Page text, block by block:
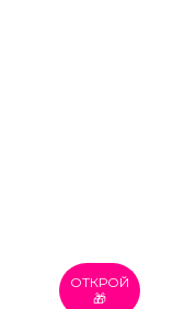
ОТКРОЙ
🎁